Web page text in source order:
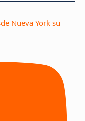
Nueva York su